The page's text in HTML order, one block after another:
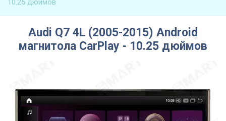
10.25 дюймов
Audi Q7 4L (2005-2015) Android
магнитола CarPlay - 10.25 дюймов